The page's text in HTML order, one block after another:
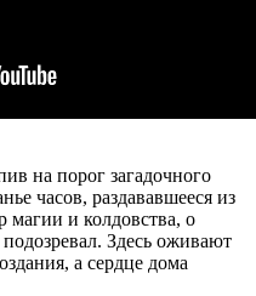
на порог загадочного
часов, раздававшееся из
магии и колдовства, о
Здесь оживают
а сердце дома